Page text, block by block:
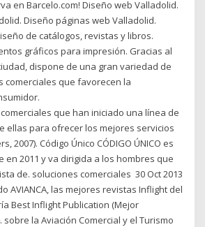
en Barcelo.com! Diseño web Valladolid.
Diseño páginas web Valladolid.
de catálogos, revistas y libros.
gráficos para impresión. Gracias al
dispone de una gran variedad de
comerciales que favorecen la
que han iniciado una línea de
ellas para ofrecer los mejores servicios
2007). Código Único CÓDIGO ÚNICO es
en 2011 y va dirigida a los hombres que
de. soluciones comerciales 30 Oct 2013
AVIANCA, las mejores revistas Inflight del
Best Inflight Publication (Mejor
la Aviación Comercial y el Turismo